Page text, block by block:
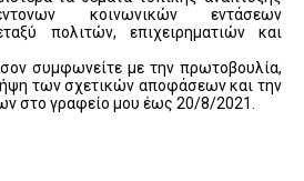
κοινωνικών εντάσεων
πολιτών, επιχειρηματιών και
συμφωνείτε με την πρωτοβουλία,
των σχετικών αποφάσεων και την
στο γραφείο μου έως 20/8/2021.